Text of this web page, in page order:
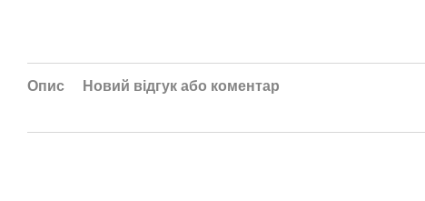
Опис Новий відгук або коментар